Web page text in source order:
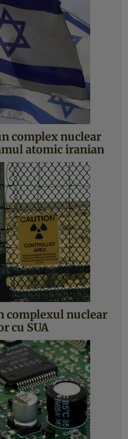
complex nuclear
atomic iranian
complexul nuclear
cu SUA